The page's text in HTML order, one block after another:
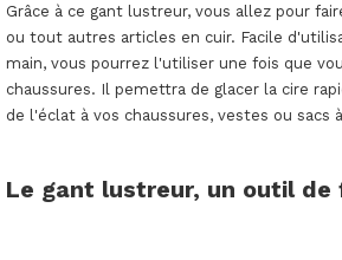
Grâce à ce gant lustreur, vous allez pour
ou tout autres articles en cuir. Facile
main, vous pourrez l'utiliser une fois que
chaussures. Il pemettra de glacer la cire
de l'éclat à vos chaussures, vestes ou sacs
Le gant lustreur, un outil de